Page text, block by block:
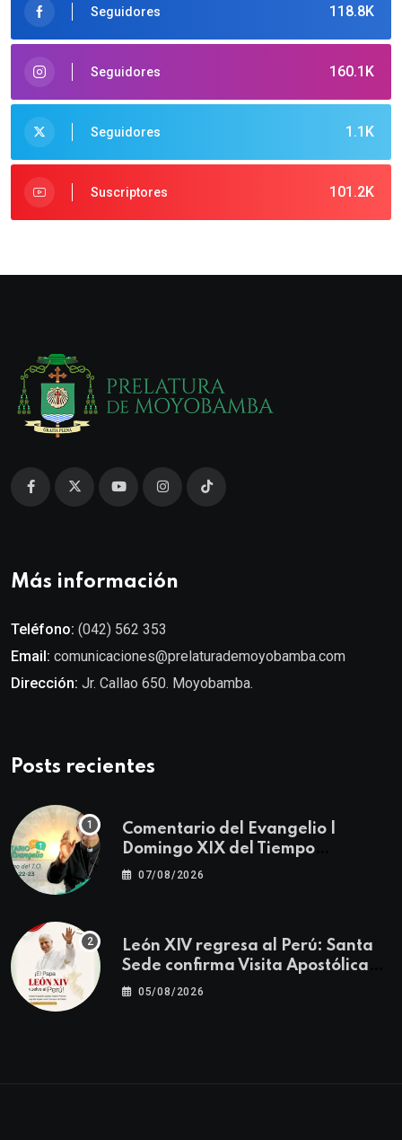
118.8K
Seguidores
160.1K
Seguidores
1.1K
Seguidores
101.2K
Suscriptores
Más información
Teléfono: (042) 562 353
Email: comunicaciones@prelaturademoyobamba.com
Dirección: Jr. Callao 650. Moyobamba.
Posts recientes
Comentario del Evangelio |
Domingo XIX del Tiempo
Ordinario | Mateo 14, 22-23
07/08/2026
León XIV regresa al Perú: Santa
Sede confirma Visita Apostólica
del 11 al 17 de noviembre
05/08/2026